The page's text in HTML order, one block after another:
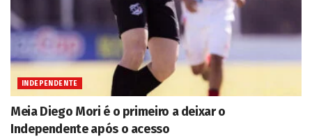
INDEPENDENTE
Meia Diego Mori é o primeiro a deixar o
Independente após o acesso